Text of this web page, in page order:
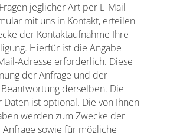
jeglicher Art per E-Mail
mit uns in Kontakt, erteilen
der Kontaktaufnahme Ihre
Hierfür ist die Angabe
Adresse erforderlich. Diese
der Anfrage und der
derselben. Die
ist optional. Die von Ihnen
werden zum Zwecke der
sowie für mögliche